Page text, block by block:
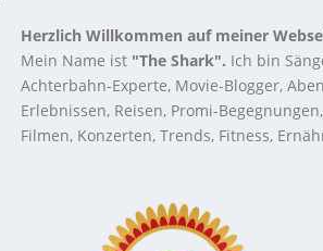
Herzlich Willkommen auf meiner
Mein Name ist "The Shark". Ich bin
Achterbahn-Experte, Movie-Blogger,
Erlebnissen, Reisen, Promi-
Filmen, Konzerten, Trends, Fitness,